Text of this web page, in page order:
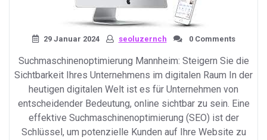
29 Januar 2024 seoluzernch 0 Comments
Suchmaschinenoptimierung Mannheim: Steigern Sie die
Sichtbarkeit Ihres Unternehmens im digitalen Raum In der
heutigen digitalen Welt ist es für Unternehmen von
entscheidender Bedeutung, online sichtbar zu sein. Eine
effektive Suchmaschinenoptimierung (SEO) ist der
Schlüssel, um potenzielle Kunden auf Ihre Website zu